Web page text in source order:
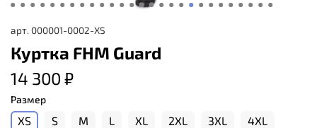
арт. 000001-0002-XS
Куртка FHM Guard
14 300 ₽
Размер
XS S M L XL 2XL 3XL 4XL